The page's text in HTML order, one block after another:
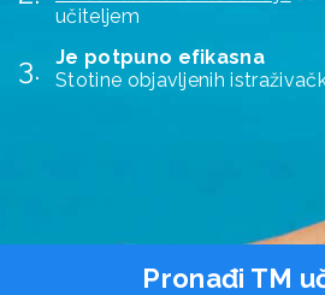
učiteljem
Je potpuno efikasna
Stotine objavljenih
Pronađi TM